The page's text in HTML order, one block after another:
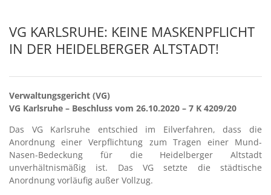
VG KARLSRUHE: KEINE MASKENPFLICHT
IN DER HEIDELBERGER ALTSTADT!
Verwaltungsgericht (VG)
VG Karlsruhe – Beschluss vom 26.10.2020 – 7 K 4209/20
Das VG Karlsruhe entschied im Eilverfahren, dass die
Anordnung einer Verpflichtung zum Tragen einer Mund-
Nasen-Bedeckung für die Heidelberger Altstadt
unverhältnismäßig ist. Das VG setzte die städtische
Anordnung vorläufig außer Vollzug.